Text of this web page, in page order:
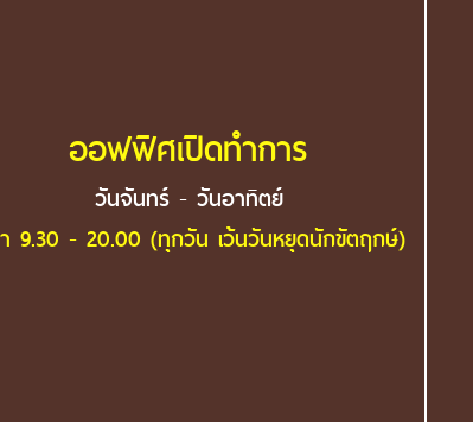
ออฟฟิศเปิดทำการ
วันจันทร์ - วันอาทิตย์
า 9.30 - 20.00 (ทุกวัน เว้นวันหยุดนักขัตฤกษ์)